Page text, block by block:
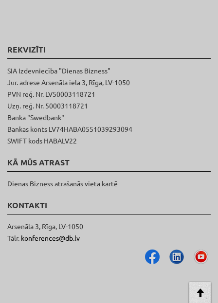
REKVIZĪTI
SIA Izdevniecība "Dienas Bizness"
Jur. adrese Arsenāla iela 3, Rīga, LV-1050
PVN reģ. Nr. LV50003118721
Uzņ. reģ. Nr. 50003118721
Banka "Swedbank"
Bankas konts LV74HABA0551039293094
SWIFT kods HABALV22
KĀ MŪS ATRAST
Dienas Bizness atrašanās vieta kartē
KONTAKTI
Arsenāla 3, Rīga, LV-1050
Tālr. konferences@db.lv